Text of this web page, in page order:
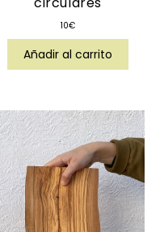
10€
Añadir al carrito